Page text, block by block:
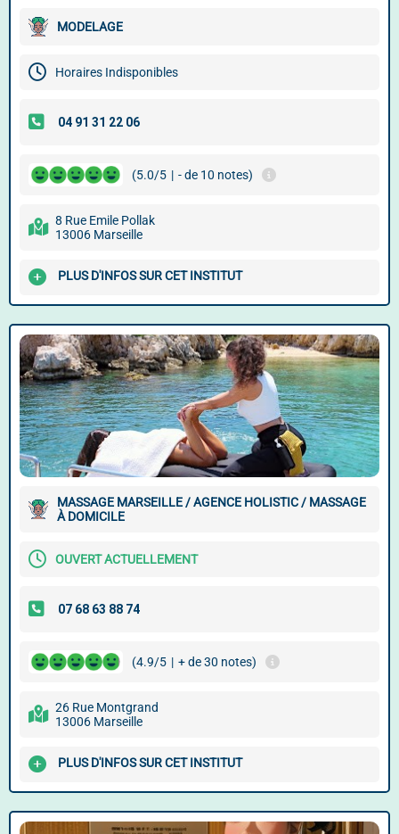
MODELAGE
Horaires Indisponibles
(5.0/5 | - de 10 notes)
8 Rue Emile Pollak
13006 Marseille
PLUS D'INFOS SUR CET INSTITUT
MASSAGE MARSEILLE / AGENCE HOLISTIC / MASSAGE
À DOMICILE
OUVERT ACTUELLEMENT
(4.9/5 | + de 30 notes)
26 Rue Montgrand
13006 Marseille
PLUS D'INFOS SUR CET INSTITUT